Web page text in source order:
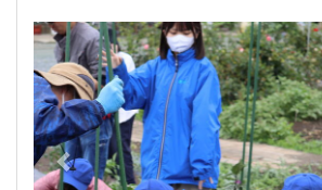
p
r
e
v
i
o